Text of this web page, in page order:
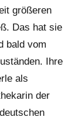
größeren
Das hat sie
bald vom
Ihre
als
der